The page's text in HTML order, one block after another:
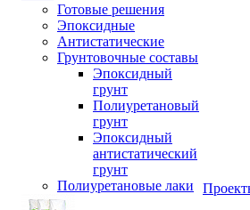
Готовые решения
Эпоксидные
Антистатические
Грунтовочные составы
Эпоксидный
грунт
Полиуретановый
грунт
Эпоксидный
антистатический
грунт
Полиуретановые лаки